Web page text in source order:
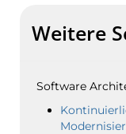
Weitere
Software